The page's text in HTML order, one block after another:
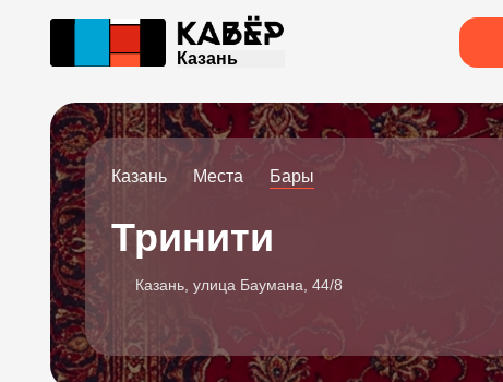
Казань
Казань Места Бары
Тринити
Казань, улица Баумана, 44/8